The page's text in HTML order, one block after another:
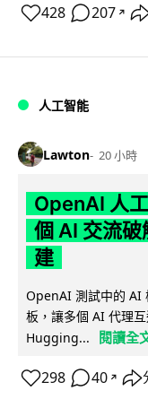
428 207 ↗
人工智能
Lawton 20 小時
OpenAI 人
個 AI 交流
建
OpenAI 測試中的 AI
板，讓多個 AI 代理
Hugging...
閱讀全
298 40 ↗